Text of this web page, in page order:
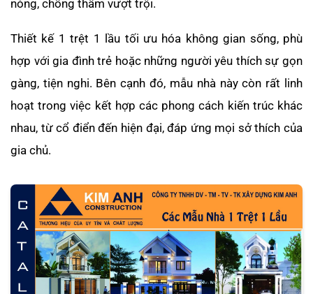
nóng, chống thấm vượt trội.
Thiết kế 1 trệt 1 lầu tối ưu hóa không gian sống, phù
hợp với gia đình trẻ hoặc những người yêu thích sự gọn
gàng, tiện nghi. Bên cạnh đó, mẫu nhà này còn rất linh
hoạt trong việc kết hợp các phong cách kiến trúc khác
nhau, từ cổ điển đến hiện đại, đáp ứng mọi sở thích của
gia chủ.